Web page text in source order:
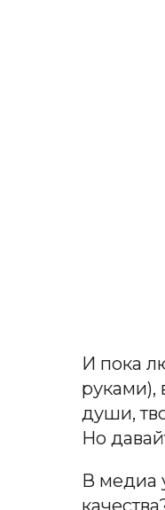
И пока
руками),
души,
Но
В медиа